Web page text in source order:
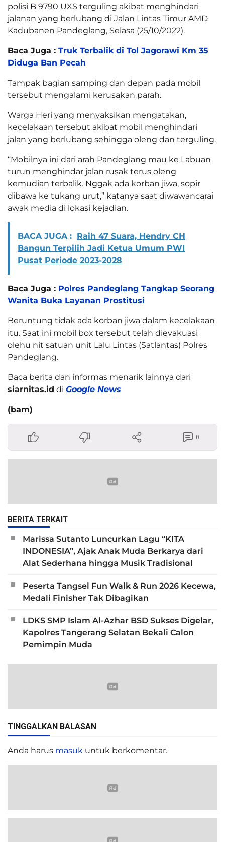
polisi B 9790 UXS terguling akibat menghindari
jalanan yang berlubang di Jalan Lintas Timur AMD
Kadubanen Pandeglang, Selasa (25/10/2022).
Baca Juga : Truk Terbalik di Tol Jagorawi Km 35
Diduga Ban Pecah
Tampak bagian samping dan depan pada mobil
tersebut mengalami kerusakan parah.
Warga Heri yang menyaksikan mengatakan,
kecelakaan tersebut akibat mobil menghindari
jalan yang berlubang sehingga oleng dan terguling.
“Mobilnya ini dari arah Pandeglang mau ke Labuan
turun menghindar jalan rusak terus oleng
kemudian terbalik. Nggak ada korban jiwa, sopir
dibawa ke tukang urut,” katanya saat diwawancarai
awak media di lokasi kejadian.
BACA JUGA : Raih 47 Suara, Hendry CH
Bangun Terpilih Jadi Ketua Umum PWI
Pusat Periode 2023-2028
Baca Juga : Polres Pandeglang Tangkap Seorang
Wanita Buka Layanan Prostitusi
Beruntung tidak ada korban jiwa dalam kecelakaan
itu. Saat ini mobil box tersebut telah dievakuasi
olehu nit satuan unit Lalu Lintas (Satlantas) Polres
Pandeglang.
Baca berita dan informas menarik lainnya dari
siarnitas.id di Google News
(bam)
0
BERITA TERKAIT
Marissa Sutanto Luncurkan Lagu “KITA
INDONESIA”, Ajak Anak Muda Berkarya dari
Alat Sederhana hingga Musik Tradisional
Peserta Tangsel Fun Walk & Run 2026 Kecewa,
Medali Finisher Tak Dibagikan
LDKS SMP Islam Al-Azhar BSD Sukses Digelar,
Kapolres Tangerang Selatan Bekali Calon
Pemimpin Muda
TINGGALKAN BALASAN
Anda harus masuk untuk berkomentar.